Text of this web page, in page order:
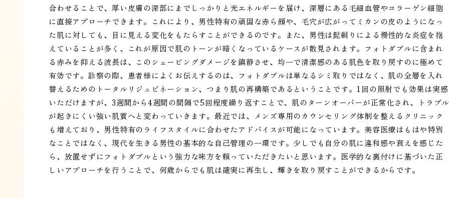
合わせることで、厚い皮膚の深部にまでしっかりと光エネルギーを届け、深層にある毛細血管やコラーゲン細胞
に直接アプローチできます。これにより、男性特有の頑固な赤ら顔や、毛穴が広がってミカンの皮のようになっ
た肌に対しても、目に見える変化をもたらすことができるのです。また、男性は髭剃りによる慢性的な炎症を抱
えていることが多く、これが原因で肌のトーンが暗くなっているケースが散見されます。フォトダブルに含まれ
る赤みを抑える波長は、このシェービングダメージを鎮静させ、均一で清潔感のある肌色を取り戻すのに極めて
有効です。診察の際、患者様によくお伝えするのは、フォトダブルは単なるシミ取りではなく、肌の全層を入れ
替えるためのトータルリジュビネーション、つまり肌の再構築であるということです。1回の照射でも効果は実感
いただけますが、3週間から4週間の間隔で5回程度繰り返すことで、肌のターンオーバーが正常化され、トラブル
が起きにくい強い肌質へと変わっていきます。最近では、メンズ専用のカウンセリング体制を整えるクリニック
も増えており、男性特有のライフスタイルに合わせたアドバイスが可能になっています。美容医療はもはや特別
なことではなく、現代を生きる男性の基本的な自己管理の一環です。少しでも自分の肌に違和感や衰えを感じた
ら、放置せずにフォトダブルという強力な味方を頼っていただきたいと思います。医学的な裏付けに基づいた正
しいアプローチを行うことで、何歳からでも肌は確実に再生し、輝きを取り戻すことができるからです。